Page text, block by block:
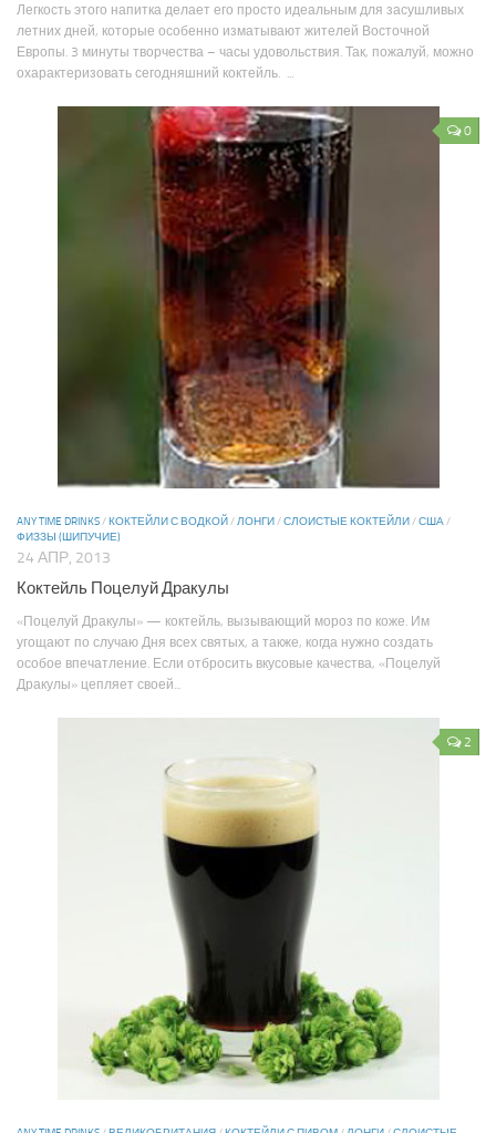
Легкость этого напитка делает его просто идеальным для засушливых
летних дней, которые особенно изматывают жителей Восточной
Европы. 3 минуты творчества – часы удовольствия. Так, пожалуй, можно
охарактеризовать сегодняшний коктейль. ...
0
ANY TIME DRINKS/КОКТЕЙЛИ С ВОДКОЙ/ЛОНГИ/СЛОИСТЫЕ КОКТЕЙЛИ/США/
ФИЗЗЫ (ШИПУЧИЕ)
24 АПР, 2013
Коктейль Поцелуй Дракулы
«Поцелуй Дракулы» — коктейль, вызывающий мороз по коже. Им
угощают по случаю Дня всех святых, а также, когда нужно создать
особое впечатление. Если отбросить вкусовые качества, «Поцелуй
Дракулы» цепляет своей...
2